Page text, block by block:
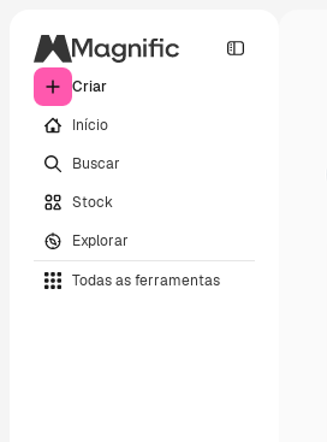
Criar
Início
Buscar
Stock
Explorar
Todas as ferramentas